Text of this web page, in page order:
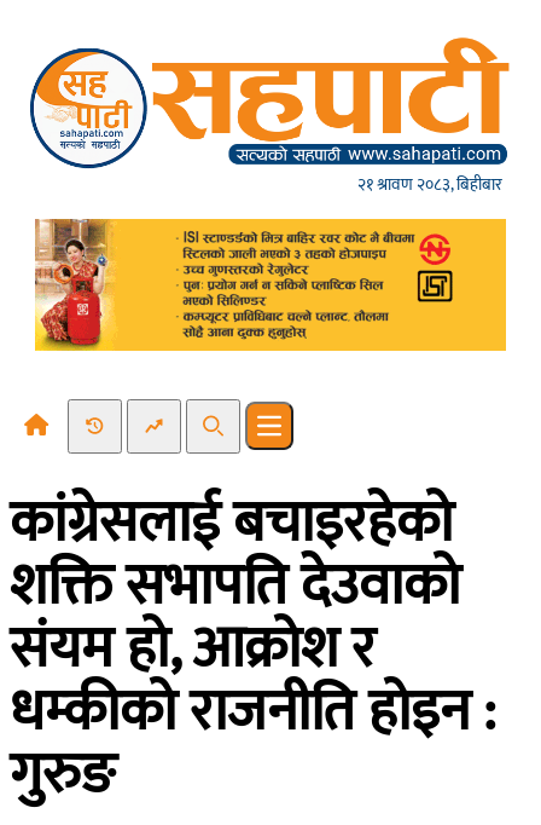
२१ श्रावण २०८३, बिहीबार
Recent NewsTrending News
SearchOpen main menu
कांग्रेसलाई बचाइरहेको
शक्ति सभापति देउवाको
संयम हो, आक्रोश र
धम्कीको राजनीति होइन :
गुरुङ